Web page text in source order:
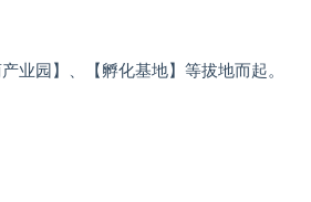
业园】、【孵化基地】等拔地而起。